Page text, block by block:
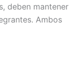
deben mantener
Ambos